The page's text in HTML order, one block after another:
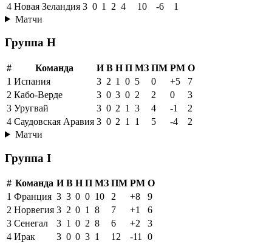
4 Новая Зеландия 3 0 1 2 4 10 -6
1
Матчи
Группа H
# Команда И В Н П МЗ ПМ РМ О
1 Испания 3 2 1 0 5 0 +5
7
2 Кабо-Верде 3 0 3 0 2 2 0
3
3 Уругвай 3 0 2 1 3 4 -1
2
4 Саудовская Аравия 3 0 2 1 1 5 -4
2
Матчи
Группа I
# Команда И В Н П МЗ ПМ РМ О
1 Франция 3 3 0 0 10 2 +8
9
2 Норвегия 3 2 0 1 8 7 +1
6
3 Сенегал 3 1 0 2 8 6 +2
3
4 Ирак 3 0 0 3 1 12 -11 0